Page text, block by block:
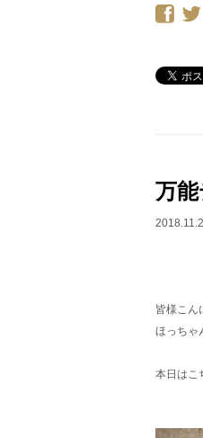
万
皆様こん
ほっちゃ
本日はこ